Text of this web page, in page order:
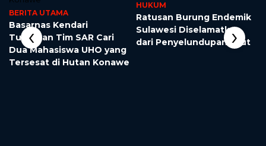
BERITA UTAMA
Basarnas Kendari
Turunkan Tim SAR Cari
Dua Mahasiswa UHO yang
Tersesat di Hutan Konawe
HUKUM
Ratusan Burung Endemik
Sulawesi Diselamatkan
dari Penyelundupan Laut
‹ ›